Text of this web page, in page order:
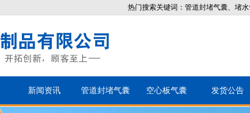
热门搜索关键词：管道封堵气囊、堵
新闻资讯 管道封堵气囊 空心板气囊 发货公告